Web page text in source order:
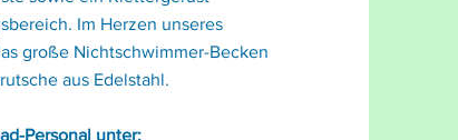
111,00 €
Im Herzen unseres
große Nichtschwimmer-Becken
aus Edelstahl.
Personal unter: